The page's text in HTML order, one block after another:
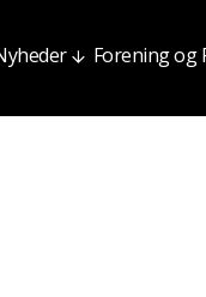
Forening og